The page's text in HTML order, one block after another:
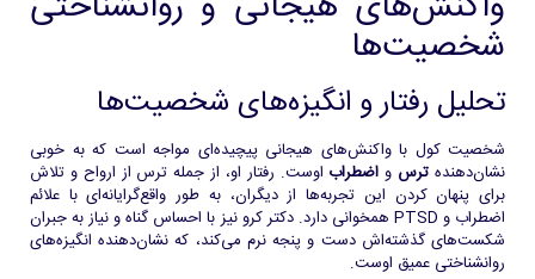
شخصیت‌ها
تحلیل رفتار و انگیزه‌های شخصیت‌ها
شخصیت کول با واکنش‌های هیجانی پیچیده‌ای مواجه است که به خوبی
نشان‌دهنده ترس و اضطراب اوست. رفتار او، از جمله ترس از ارواح و تلاش
برای پنهان کردن این تجربه‌ها از دیگران، به طور واقع‌گرایانه‌ای با علائم
اضطراب و PTSD همخوانی دارد. دکتر کرو نیز با احساس گناه و نیاز به جبران
شکست‌های گذشته‌اش دست و پنجه نرم می‌کند، که نشان‌دهنده انگیزه‌های
روانشناختی عمیق اوست.